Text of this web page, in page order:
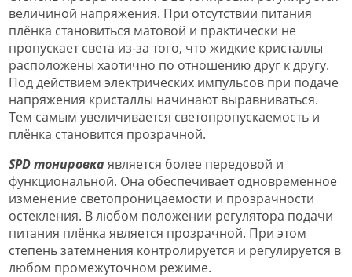
величиной напряжения. При отсутствии питания
плёнка становиться матовой и практически не
пропускает света из-за того, что жидкие кристаллы
расположены хаотично по отношению друг к другу.
Под действием электрических импульсов при подаче
напряжения кристаллы начинают выравниваться.
Тем самым увеличивается светопропускаемость и
плёнка становится прозрачной.
SPD тонировкаявляется более передовой и
функциональной. Она обеспечивает одновременное
изменение светопроницаемости и прозрачности
остекления. В любом положении регулятора подачи
питания плёнка является прозрачной. При этом
степень затемнения контролируется и регулируется в
любом промежуточном режиме.